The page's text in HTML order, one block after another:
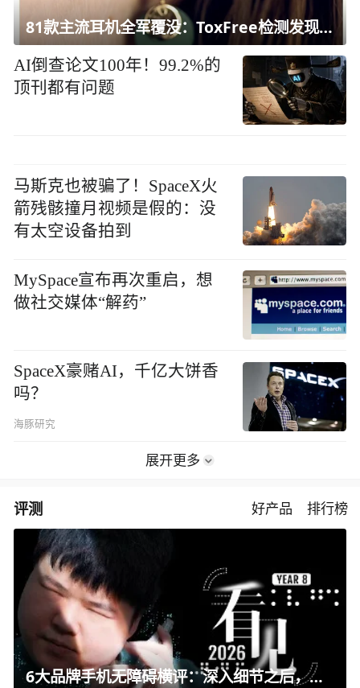
81款主流耳机全军覆没：ToxFree检测发现均含对人体有害化学物质
AI倒查论文100年！99.2%的
顶刊都有问题
马斯克也被骗了！SpaceX火
箭残骸撞月视频是假的：没
有太空设备拍到
MySpace宣布再次重启，想
做社交媒体“解药”
SpaceX豪赌AI，千亿大饼香
吗？
海豚研究
展开更多
评测 好产品 排行榜
6大品牌手机无障碍横评：深入细节之后，似乎只有苹果能挺住？｜ 看见2026